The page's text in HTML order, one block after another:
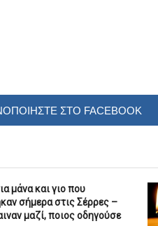
ΣΤΟ FACEBOOK
μάνα και γιο που
σήμερα στις Σέρρες –
μαζί, ποιος οδηγούσε